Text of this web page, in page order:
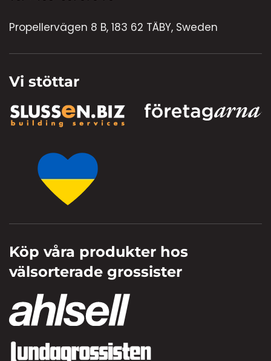
Propellervägen 8 B, 183 62 TÄBY, Sweden
Vi stöttar
Köp våra produkter hos
välsorterade grossister